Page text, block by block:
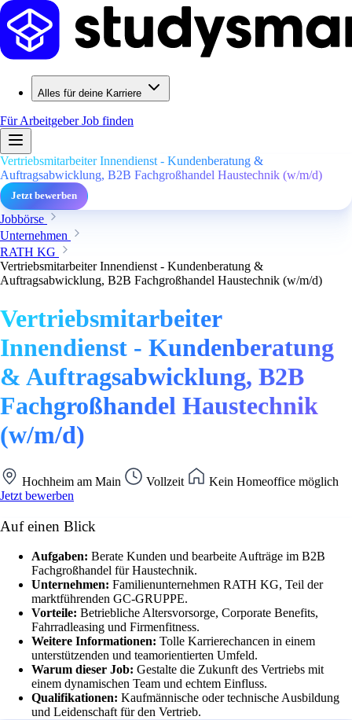
Alles für deine Karriere
Für ArbeitgeberJob finden
Vertriebsmitarbeiter Innendienst - Kundenberatung &
Auftragsabwicklung, B2B Fachgroßhandel Haustechnik (w/m/d)
Jetzt bewerben
Jobbörse
Unternehmen
RATH KG
Vertriebsmitarbeiter Innendienst - Kundenberatung &
Auftragsabwicklung, B2B Fachgroßhandel Haustechnik (w/m/d)
Vertriebsmitarbeiter
Innendienst - Kundenberatung
& Auftragsabwicklung, B2B
Fachgroßhandel Haustechnik
(w/m/d)
Hochheim am Main Vollzeit
Kein Homeoffice möglich
Jetzt bewerben
Auf einen Blick
Aufgaben: Berate Kunden und bearbeite Aufträge im B2B
Fachgroßhandel für Haustechnik.
Unternehmen: Familienunternehmen RATH KG, Teil der
marktführenden GC-GRUPPE.
Vorteile: Betriebliche Altersvorsorge, Corporate Benefits,
Fahrradleasing und Firmenfitness.
Weitere Informationen: Tolle Karrierechancen in einem
unterstützenden und teamorientierten Umfeld.
Warum dieser Job: Gestalte die Zukunft des Vertriebs mit
einem dynamischen Team und echtem Einfluss.
Qualifikationen: Kaufmännische oder technische Ausbildung
und Leidenschaft für den Vertrieb.